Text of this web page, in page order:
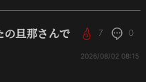
の旦那さんで 7 0
2026/08/02 08:15